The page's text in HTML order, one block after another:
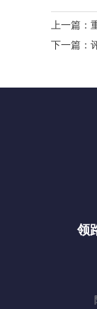
上一篇：
下一篇：
领